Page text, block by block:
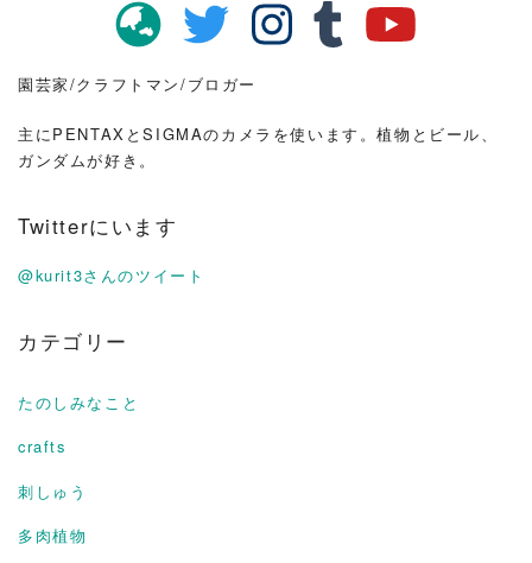
園芸家/クラフトマン/ブロガー
主にPENTAXとSIGMAのカメラを使います。植物とビール、
ガンダムが好き。
Twitterにいます
@kurit3さんのツイート
カテゴリー
たのしみなこと
crafts
刺しゅう
多肉植物